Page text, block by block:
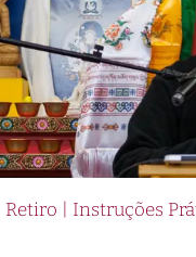
Retiro | Instruções